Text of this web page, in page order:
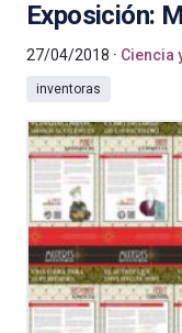
Exposición:
27/04/2018 Ciencia
inventoras